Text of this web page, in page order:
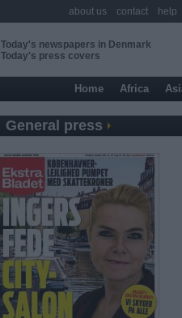
Today's newspapers in Denmark
Today's press covers
Home Africa
General press
about us contact help